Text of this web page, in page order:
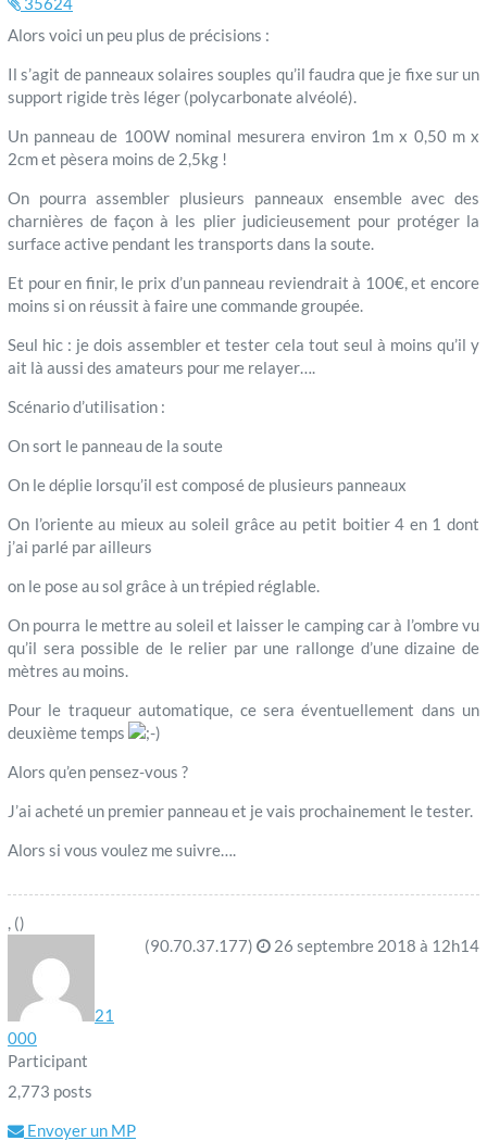
Alors voici un peu plus de précisions :
Il s’agit de panneaux solaires souples qu’il faudra que je fixe sur un
support rigide très léger (polycarbonate alvéolé).
Un panneau de 100W nominal mesurera environ 1m x 0,50 m x
2cm et pèsera moins de 2,5kg !
On pourra assembler plusieurs panneaux ensemble avec des
charnières de façon à les plier judicieusement pour protéger la
surface active pendant les transports dans la soute.
Et pour en finir, le prix d’un panneau reviendrait à 100€, et encore
moins si on réussit à faire une commande groupée.
Seul hic : je dois assembler et tester cela tout seul à moins qu’il y
ait là aussi des amateurs pour me relayer….
Scénario d’utilisation :
On sort le panneau de la soute
On le déplie lorsqu’il est composé de plusieurs panneaux
On l’oriente au mieux au soleil grâce au petit boitier 4 en 1 dont
j’ai parlé par ailleurs
on le pose au sol grâce à un trépied réglable.
On pourra le mettre au soleil et laisser le camping car à l’ombre vu
qu’il sera possible de le relier par une rallonge d’une dizaine de
mètres au moins.
Pour le traqueur automatique, ce sera éventuellement dans un
deuxième temps
Alors qu’en pensez-vous ?
J’ai acheté un premier panneau et je vais prochainement le tester.
Alors si vous voulez me suivre….
, ()
(90.70.37.177)
26 septembre 2018 à 12h14
21
000
Participant
2,773 posts
Envoyer un MP